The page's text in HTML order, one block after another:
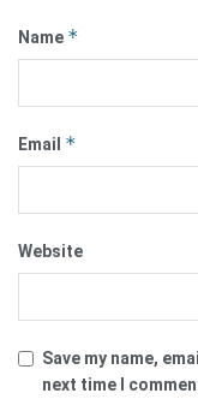
Name *
Email *
Website
Save my name,
next time I